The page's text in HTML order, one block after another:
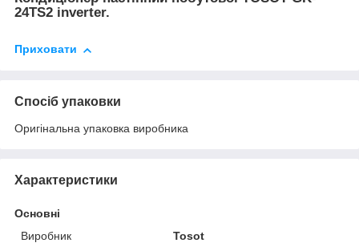
24TS2 inverter.
Приховати
Спосіб упаковки
Оригінальна упаковка виробника
Характеристики
Основні
Виробник
Tosot